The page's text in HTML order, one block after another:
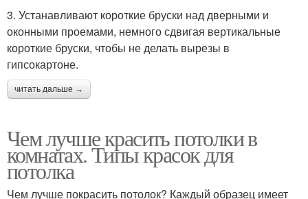
3. Устанавливают короткие бруски над дверными и
оконными проемами, немного сдвигая вертикальные
короткие бруски, чтобы не делать вырезы в
гипсокартоне.
читать дальше →
Чем лучше красить потолки в
комнатах. Типы красок для
потолка
Чем лучше покрасить потолок? Каждый образец имеет